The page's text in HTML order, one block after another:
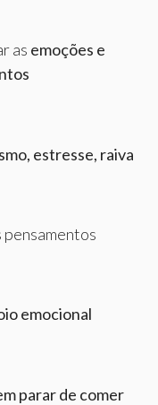
as emoções e
estresse, raiva
pensamentos
emocional
parar de comer